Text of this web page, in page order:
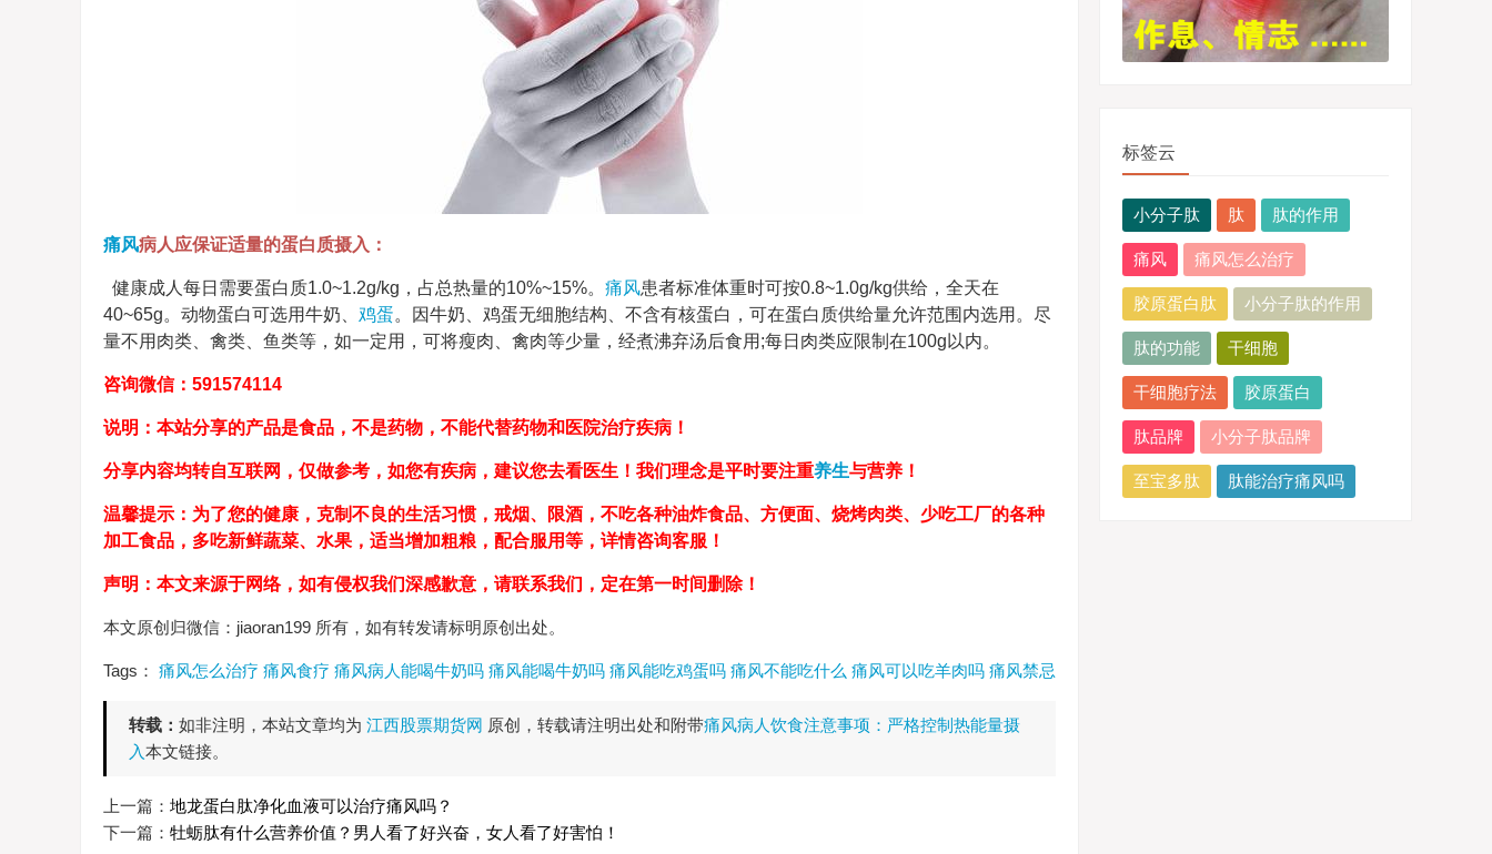
痛风病人应保证适量的蛋白质摄入：
健康成人每日需要蛋白质1.0~1.2g/kg，占总热量的10%~15%。 痛风患者标准体重时可按0.8~1.0g/kg供给，全天在
40~65g。动物蛋白可选用牛奶、 鸡蛋。因牛奶、鸡蛋无细胞结构、不含有核蛋白，可在蛋白质供给量允许范围内选用。尽
量不用肉类、禽类、鱼类等，如一定用，可将瘦肉、禽肉等少量，经煮沸弃汤后食用;每日肉类应限制在100g以内。
咨询微信：591574114
说明：本站分享的产品是食品，不是药物，不能代替药物和医院治疗疾病！
分享内容均转自互联网，仅做参考，如您有疾病，建议您去看医生！我们理念是平时要注重养生与营养！
温馨提示：为了您的健康，克制不良的生活习惯，戒烟、限酒，不吃各种油炸食品、方便面、烧烤肉类、少吃工厂的各种
加工食品，多吃新鲜蔬菜、水果，适当增加粗粮，配合服用等，详情咨询客服！
声明：本文来源于网络，如有侵权我们深感歉意，请联系我们，定在第一时间删除！
本文原创归微信：jiaoran199 所有，如有转发请标明原创出处。
Tags： 痛风怎么治疗 痛风食疗 痛风病人能喝牛奶吗 痛风能喝牛奶吗 痛风能吃鸡蛋吗 痛风不能吃什么 痛风可以吃羊肉吗 痛风禁忌
转载： 如非注明，本站文章均为 江西股票期货网 原创，转载请注明出处和附带痛风病人饮食注意事项：严格控制热能量摄
入本文链接。
上一篇： 地龙蛋白肽净化血液可以治疗痛风吗？
下一篇： 牡蛎肽有什么营养价值？男人看了好兴奋，女人看了好害怕！
标签云
小分子肽 肽 肽的作用
痛风 痛风怎么治疗
胶原蛋白肽 小分子肽的作用
肽的功能 干细胞
干细胞疗法 胶原蛋白
肽品牌 小分子肽品牌
至宝多肽 肽能治疗痛风吗